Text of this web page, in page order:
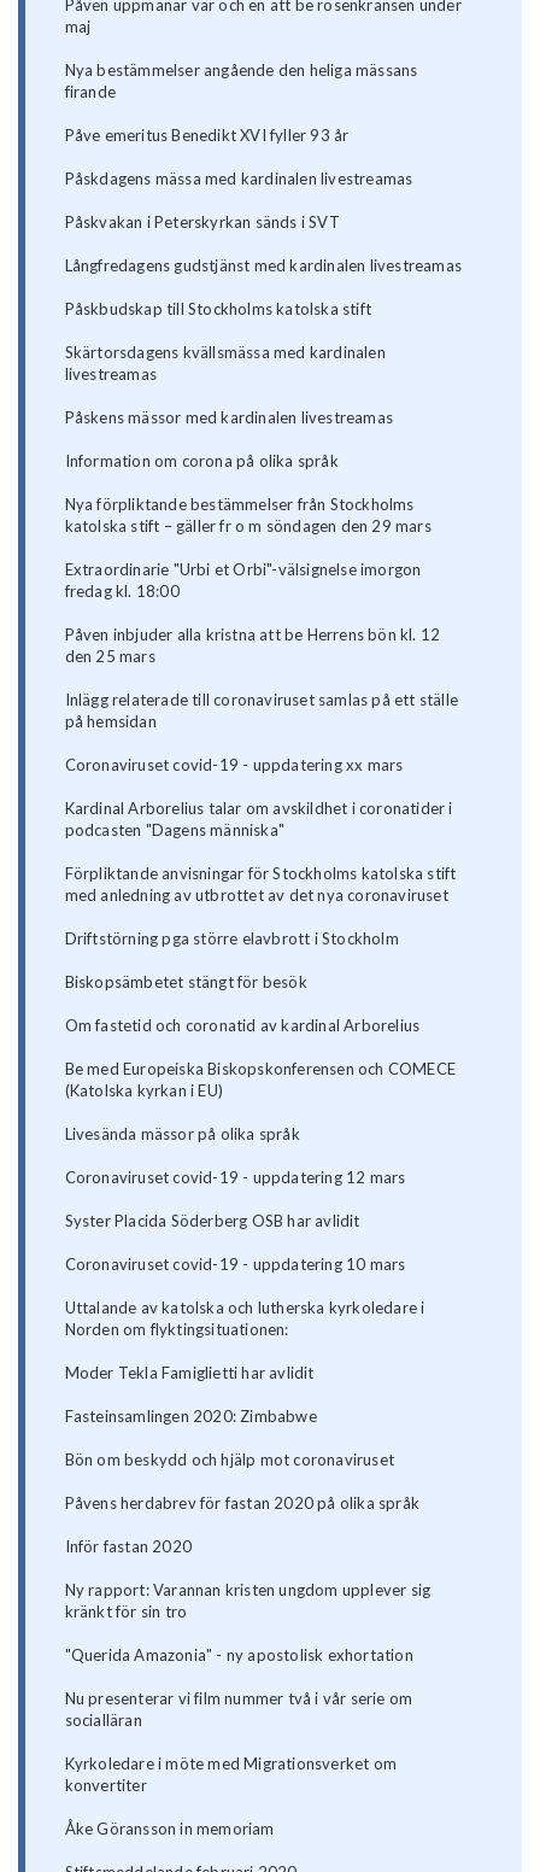
Påven uppmanar var och en att be rosenkransen under
maj
Nya bestämmelser angående den heliga mässans
firande
Påve emeritus Benedikt XVI fyller 93 år
Påskdagens mässa med kardinalen livestreamas
Påskvakan i Peterskyrkan sänds i SVT
Långfredagens gudstjänst med kardinalen livestreamas
Påskbudskap till Stockholms katolska stift
Skärtorsdagens kvällsmässa med kardinalen
livestreamas
Påskens mässor med kardinalen livestreamas
Information om corona på olika språk
Nya förpliktande bestämmelser från Stockholms
katolska stift – gäller fr o m söndagen den 29 mars
Extraordinarie "Urbi et Orbi"-välsignelse imorgon
fredag kl. 18:00
Påven inbjuder alla kristna att be Herrens bön kl. 12
den 25 mars
Inlägg relaterade till coronaviruset samlas på ett ställe
på hemsidan
Coronaviruset covid-19 - uppdatering xx mars
Kardinal Arborelius talar om avskildhet i coronatider i
podcasten "Dagens människa"
Förpliktande anvisningar för Stockholms katolska stift
med anledning av utbrottet av det nya coronaviruset
Driftstörning pga större elavbrott i Stockholm
Biskopsämbetet stängt för besök
Om fastetid och coronatid av kardinal Arborelius
Be med Europeiska Biskopskonferensen och COMECE
(Katolska kyrkan i EU)
Livesända mässor på olika språk
Coronaviruset covid-19 - uppdatering 12 mars
Syster Placida Söderberg OSB har avlidit
Coronaviruset covid-19 - uppdatering 10 mars
Uttalande av katolska och lutherska kyrkoledare i
Norden om flyktingsituationen:
Moder Tekla Famiglietti har avlidit
Fasteinsamlingen 2020: Zimbabwe
Bön om beskydd och hjälp mot coronaviruset
Påvens herdabrev för fastan 2020 på olika språk
Inför fastan 2020
Ny rapport: Varannan kristen ungdom upplever sig
kränkt för sin tro
"Querida Amazonia" - ny apostolisk exhortation
Nu presenterar vi film nummer två i vår serie om
socialläran
Kyrkoledare i möte med Migrationsverket om
konvertiter
Åke Göransson in memoriam